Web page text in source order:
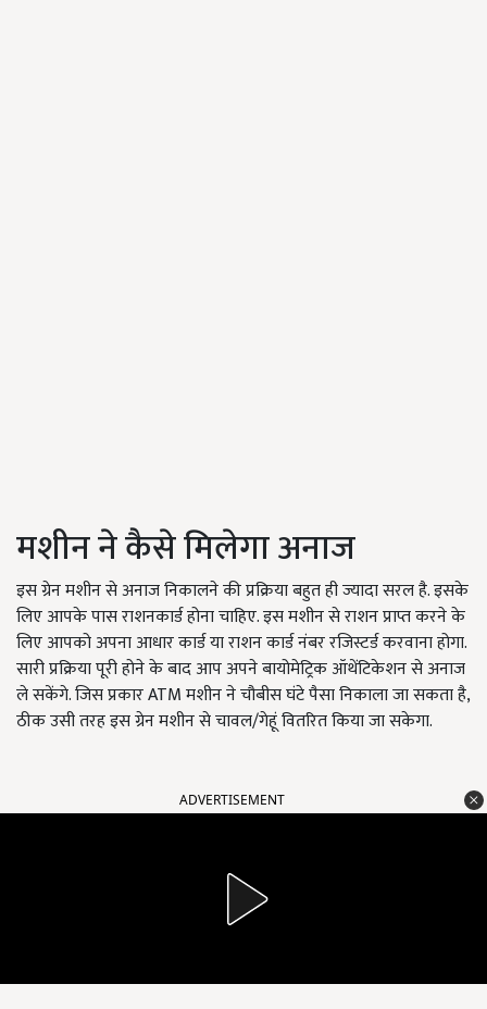
मशीन ने कैसे मिलेगा अनाज
इस ग्रेन मशीन से अनाज निकालने की प्रक्रिया बहुत ही ज्यादा सरल है. इसके
लिए आपके पास राशनकार्ड होना चाहिए. इस मशीन से राशन प्राप्त करने के
लिए आपको अपना आधार कार्ड या राशन कार्ड नंबर रजिस्टर्ड करवाना होगा.
सारी प्रक्रिया पूरी होने के बाद आप अपने बायोमेट्रिक ऑथेंटिकेशन से अनाज
ले सकेंगे. जिस प्रकार ATM मशीन ने चौबीस घंटे पैसा निकाला जा सकता है,
ठीक उसी तरह इस ग्रेन मशीन से चावल/गेहूं वितरित किया जा सकेगा.
ADVERTISEMENT